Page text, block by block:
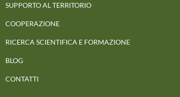
SUPPORTO AL TERRITORIO
COOPERAZIONE
RICERCA SCIENTIFICA E FORMAZIONE
BLOG
CONTATTI